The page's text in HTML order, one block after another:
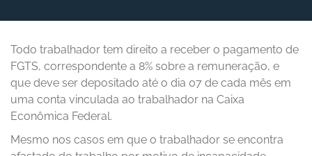
Todo trabalhador tem direito a receber o pagamento de
FGTS, correspondente a 8% sobre a remuneração, e
que deve ser depositado até o dia 07 de cada mês em
uma conta vinculada ao trabalhador na Caixa
Econômica Federal.
Mesmo nos casos em que o trabalhador se encontra